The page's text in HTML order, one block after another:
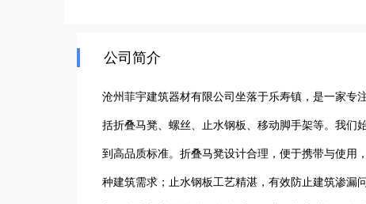
公司简介
沧州菲宇建筑器材有限公司坐落于乐寿镇，是一家专
括折叠马凳、螺丝、止水钢板、移动脚手架等。我们
到高品质标准。折叠马凳设计合理，便于携带与使用
种建筑需求；止水钢板工艺精湛，有效防止建筑渗漏